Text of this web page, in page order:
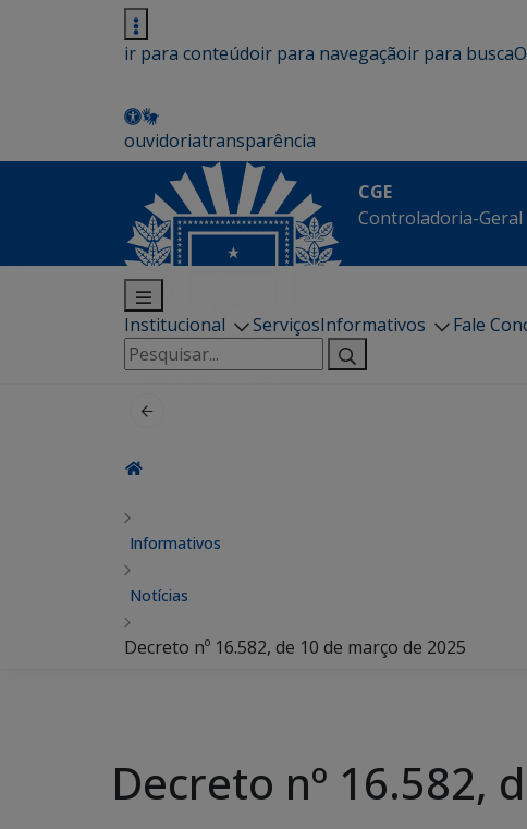
ir para conteúdoir para navegaçãoir para busca
ouvidoriatransparência
CGE
Controladoria-Geral
Institucional ServiçosInformativos
Fale
Pesquisar
por:
Informativos
Notícias
Decreto nº 16.582, de 10 de março de 2025
Decreto nº 16.582,